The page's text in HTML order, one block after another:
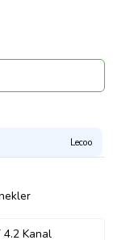
Lecoo
4.2 Kanal